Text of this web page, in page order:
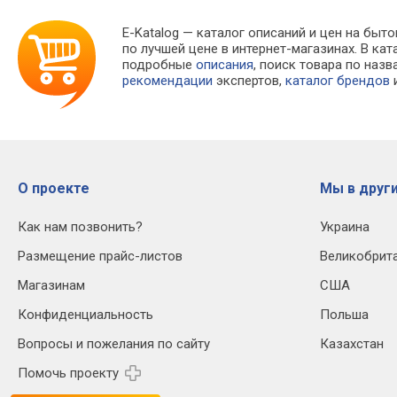
E-Katalog — каталог описаний и цен на
по лучшей цене в интернет-магазинах. В
подробныеописания, поиск товара по
рекомендации экспертов,каталог брендов
О проекте
Как нам позвонить?
Размещение прайс-листов
Магазинам
Конфиденциальность
Вопросы и пожелания по сайту
Помочь проекту
Мы в
Украина
США
Польша
Казахстан